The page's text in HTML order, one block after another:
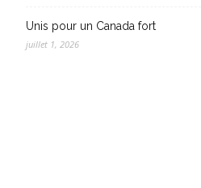
Unis pour un Canada fort
juillet 1, 2026